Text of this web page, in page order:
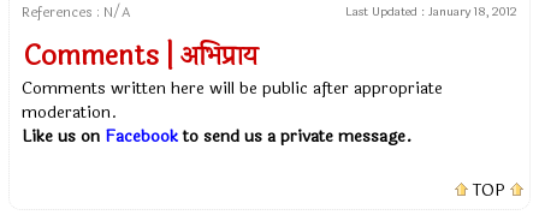
References : N/A Last Updated : January 18, 2012
Comments | अभिप्राय
Comments written here will be public after appropriate
moderation.
Like us on Facebookto send us a private message.
TOP